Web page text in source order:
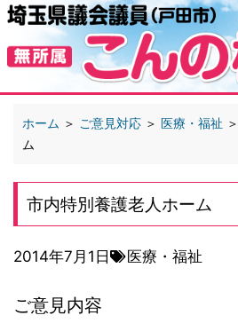
ホーム ＞ ご意見対応 ＞ 医療・福祉 ＞
ム
市内特別養護老人ホーム
2014年7月1日 医療・福祉
ご意見内容